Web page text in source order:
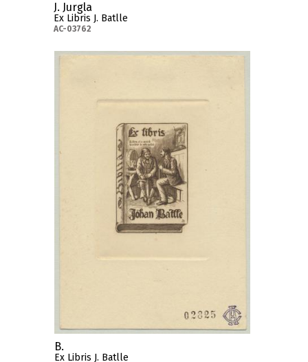
J. Jurgla
Ex Libris J. Batlle
AC-03762
B.
Ex Libris J. Batlle